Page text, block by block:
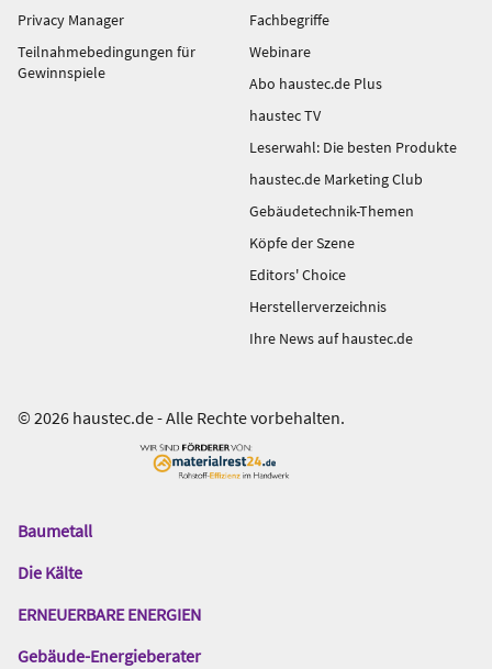
Privacy Manager
Teilnahmebedingungen für
Gewinnspiele
Fachbegriffe
Webinare
Abo haustec.de Plus
haustec TV
Leserwahl: Die besten Produkte
haustec.de Marketing Club
Gebäudetechnik-Themen
Köpfe der Szene
Editors' Choice
Herstellerverzeichnis
Ihre News auf haustec.de
© 2026 haustec.de - Alle Rechte vorbehalten.
Das
Gentner
Baumetall
Die Kälte
ERNEUERBARE ENERGIEN
Gebäude-Energieberater